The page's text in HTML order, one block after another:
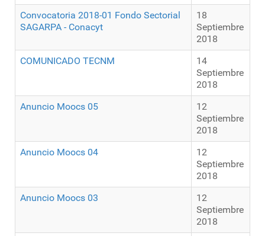
Convocatoria 2018-01 Fondo Sectorial
SAGARPA - Conacyt
18
Septiembre
2018
COMUNICADO TECNM
14
Septiembre
2018
Anuncio Moocs 05
12
Septiembre
2018
Anuncio Moocs 04
12
Septiembre
2018
Anuncio Moocs 03
12
Septiembre
2018